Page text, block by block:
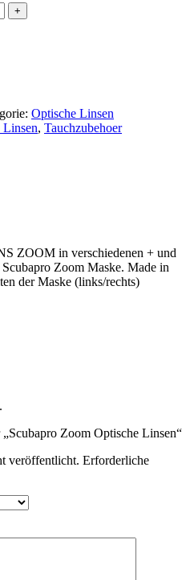
Optische Linsen
Linsen, Tauchzubehoer
ZOOM in verschiedenen + und
Zoom Maske. Made in
der Maske (links/rechts)
Zoom Optische Linsen“
veröffentlicht. Erforderliche